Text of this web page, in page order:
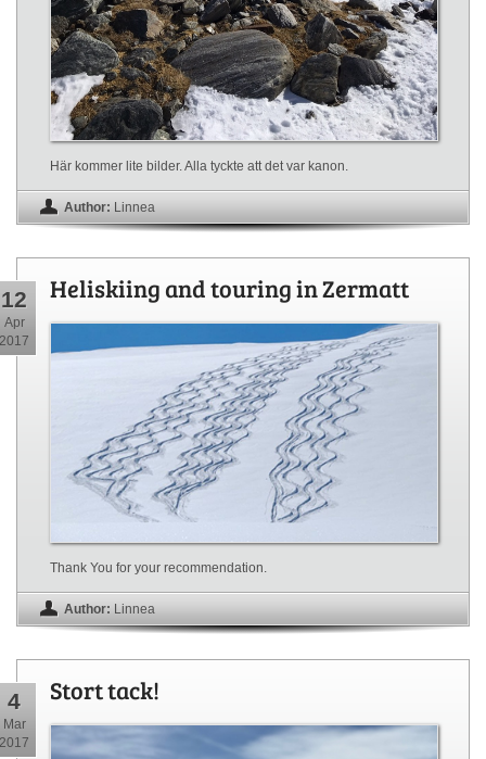
Här kommer lite bilder. Alla tyckte att det var kanon.
Author: Linnea
12
Apr
2017
Heliskiing and touring in Zermatt
Thank You for your recommendation.
Author: Linnea
4
Mar
2017
Stort tack!